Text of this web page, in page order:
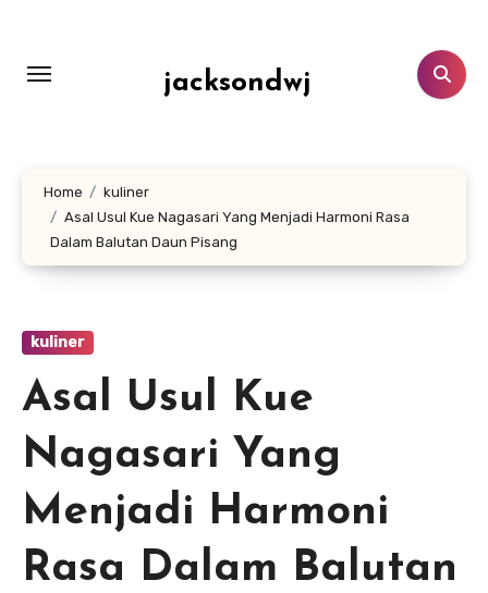
konten
jacksondwj
Home
kuliner
Asal Usul Kue Nagasari Yang Menjadi Harmoni Rasa
Dalam Balutan Daun Pisang
kuliner
Asal Usul Kue
Nagasari Yang
Menjadi Harmoni
Rasa Dalam Balutan